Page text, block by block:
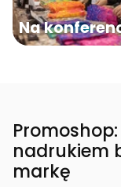
Na
nadrukiem
markę